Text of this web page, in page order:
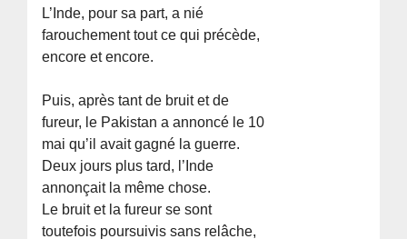
L’Inde, pour sa part, a nié
farouchement tout ce qui précède,
encore et encore.
Puis, après tant de bruit et de
fureur, le Pakistan a annoncé le 10
mai qu’il avait gagné la guerre.
Deux jours plus tard, l’Inde
annonçait la même chose.
Le bruit et la fureur se sont
toutefois poursuivis sans relâche,